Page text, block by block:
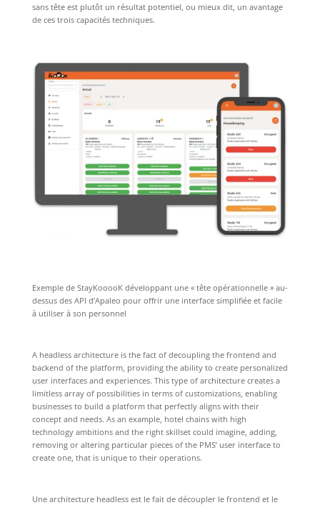
sans tête est plutôt un résultat potentiel, ou mieux dit, un avantage
de ces trois capacités techniques.
Exemple de StayKooooK développant une « tête opérationnelle » au-
dessus des API d’Apaleo pour offrir une interface simplifiée et facile
à utiliser à son personnel
A headless architecture is the fact of decoupling the frontend and
backend of the platform, providing the ability to create personalized
user interfaces and experiences. This type of architecture creates a
limitless array of possibilities in terms of customizations, enabling
businesses to build a platform that perfectly aligns with their
concept and needs. As an example, hotel chains with high
technology ambitions and the right skillset could imagine, adding,
removing or altering particular pieces of the PMS’ user interface to
create one, that is unique to their operations.
Une architecture headless est le fait de découpler le frontend et le